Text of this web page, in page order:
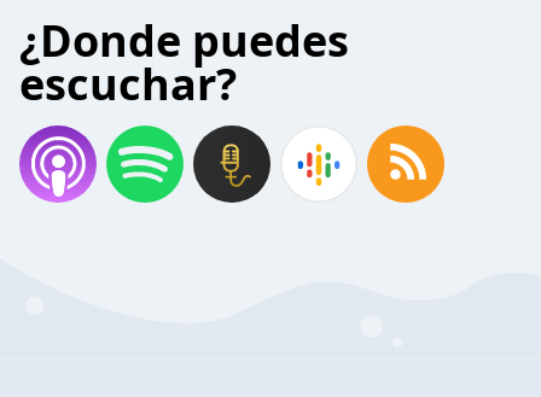
¿Donde puedes
escuchar?